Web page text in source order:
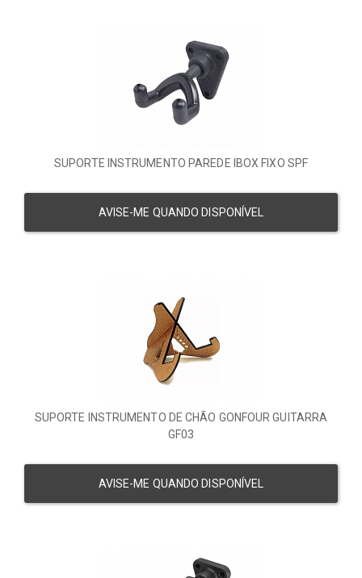
SUPORTE INSTRUMENTO PAREDE IBOX FIXO SPF
AVISE-ME QUANDO DISPONÍVEL
SUPORTE INSTRUMENTO DE CHÃO GONFOUR GUITARRA
GF03
AVISE-ME QUANDO DISPONÍVEL